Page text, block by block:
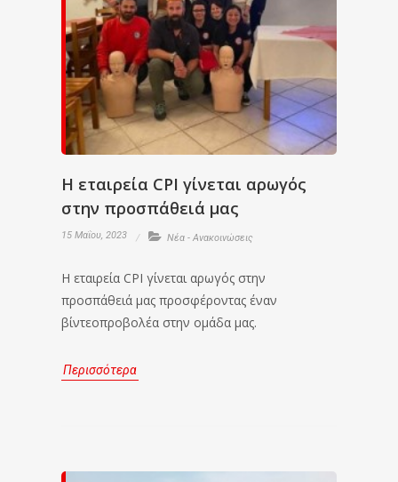
Η εταιρεία CPI γίνεται αρωγός
στην προσπάθειά μας
15 Μαΐου, 2023 Νέα - Ανακοινώσεις
Η εταιρεία CPI γίνεται αρωγός στην
προσπάθειά μας προσφέροντας έναν
βίντεοπροβολέα στην ομάδα μας.
Περισσότερα